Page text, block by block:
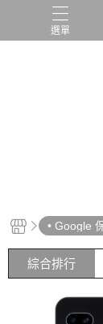
選單
• Google
綜合排行